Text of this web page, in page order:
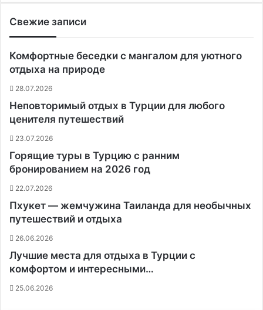
Свежие записи
Комфортные беседки с мангалом для уютного
отдыха на природе
28.07.2026
Неповторимый отдых в Турции для любого
ценителя путешествий
23.07.2026
Горящие туры в Турцию с ранним
бронированием на 2026 год
22.07.2026
Пхукет — жемчужина Таиланда для необычных
путешествий и отдыха
26.06.2026
Лучшие места для отдыха в Турции с
комфортом и интересными…
25.06.2026